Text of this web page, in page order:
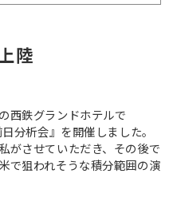
陸
西鉄グランドホテルで
分析会』を開催しました。
がさせていただき、その後で
で狙われそうな積分範囲の演